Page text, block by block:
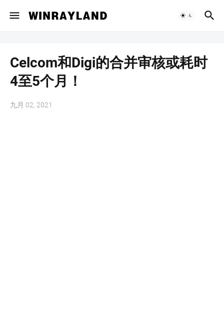
Celcom和Digi的合并审核或耗时
4至5个月！
九月 02, 2021